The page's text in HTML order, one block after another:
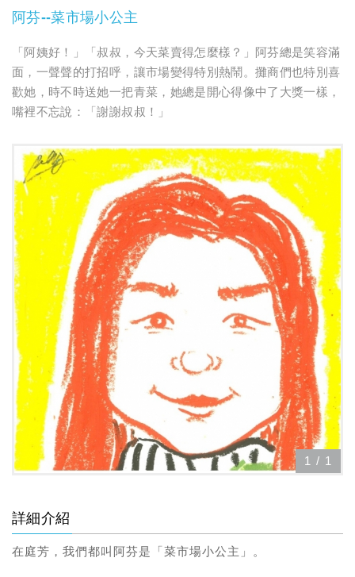
阿芬--菜市場小公主
「阿姨好！」「叔叔，今天菜賣得怎麼樣？」阿芬總是笑容滿
面，一聲聲的打招呼，讓市場變得特別熱鬧。攤商們也特別喜
歡她，時不時送她一把青菜，她總是開心得像中了大獎一樣，
嘴裡不忘說：「謝謝叔叔！」
1 / 1
詳細介紹
在庭芳，我們都叫阿芬是「菜市場小公主」。